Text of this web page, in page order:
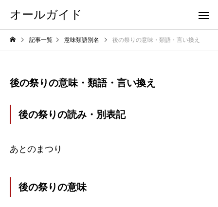
オールガイド
記事一覧 意味類語別名 後の祭りの意味・類語・言い換え
後の祭りの意味・類語・言い換え
後の祭りの読み・別表記
あとのまつり
後の祭りの意味